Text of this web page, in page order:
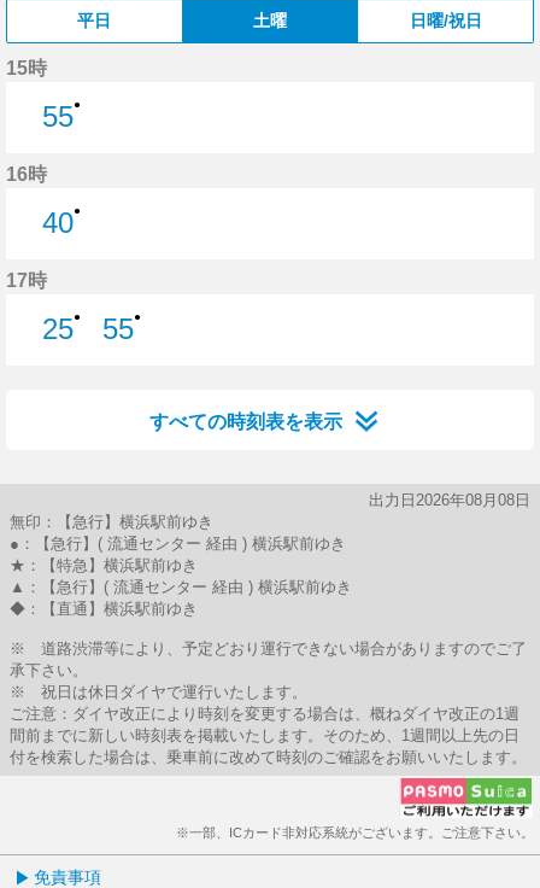
平日 土曜 日曜/祝日
15時
55●
16時
40●
17時
25●
55●
すべての時刻表を表示
出力日2026年08月08日
無印：【急行】横浜駅前ゆき
●：【急行】( 流通センター 経由 ) 横浜駅前ゆき
★：【特急】横浜駅前ゆき
▲：【急行】( 流通センター 経由 ) 横浜駅前ゆき
◆：【直通】横浜駅前ゆき
※ 道路渋滞等により、予定どおり運行できない場合がありますのでご了
承下さい。
※ 祝日は休日ダイヤで運行いたします。
ご注意：ダイヤ改正により時刻を変更する場合は、概ねダイヤ改正の1週
間前までに新しい時刻表を掲載いたします。そのため、1週間以上先の日
付を検索した場合は、乗車前に改めて時刻のご確認をお願いいたします。
※一部、ICカード非対応系統がございます。ご注意下さい。
免責事項